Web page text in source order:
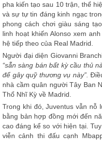
pha kiến tạo sau 10 trận, thể
và sự tự tin đáng kinh ngạc
phong cách chơi giàu sáng
linh hoạt khiến Alonso xem
hệ tiếp theo của Real Madrid.
Người đại diện Giovanni
“sẵn sàng bán bất kỳ cầu thủ
để gây quỹ thương vụ này”.
nhà cầm quân người Tây Ban
Thổ Nhĩ Kỳ về Madrid.
Trong khi đó, Juventus vẫn nỗ
bằng bản hợp đồng mới đến
cao đáng kể so với hiện tại.
viễn cảnh thi đấu cạnh